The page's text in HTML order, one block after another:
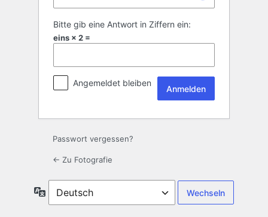
Bitte gib eine Antwort in Ziffern ein:
eins × 2 =
Angemeldet bleiben
Passwort vergessen?
← Zu Fotografie
Sprache